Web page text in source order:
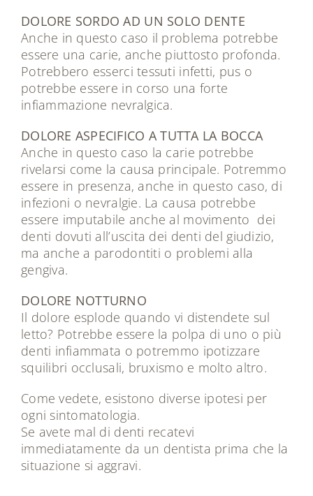
DOLORE SORDO AD UN SOLO DENTE
Anche in questo caso il problema potrebbe
essere una carie, anche piuttosto profonda.
Potrebbero esserci tessuti infetti, pus o
potrebbe essere in corso una forte
infiammazione nevralgica.
DOLORE ASPECIFICO A TUTTA LA BOCCA
Anche in questo caso la carie potrebbe
rivelarsi come la causa principale. Potremmo
essere in presenza, anche in questo caso, di
infezioni o nevralgie. La causa potrebbe
essere imputabile anche al movimento dei
denti dovuti all’uscita dei denti del giudizio,
ma anche a parodontiti o problemi alla
gengiva.
DOLORE NOTTURNO
Il dolore esplode quando vi distendete sul
letto? Potrebbe essere la polpa di uno o più
denti infiammata o potremmo ipotizzare
squilibri occlusali, bruxismo e molto altro.
Come vedete, esistono diverse ipotesi per
ogni sintomatologia.
Se avete mal di denti recatevi
immediatamente da un dentista prima che la
situazione si aggravi.